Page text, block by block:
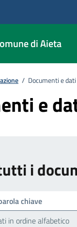
di Aieta
/ Documenti e dati
e
i
in ordine alfabetico